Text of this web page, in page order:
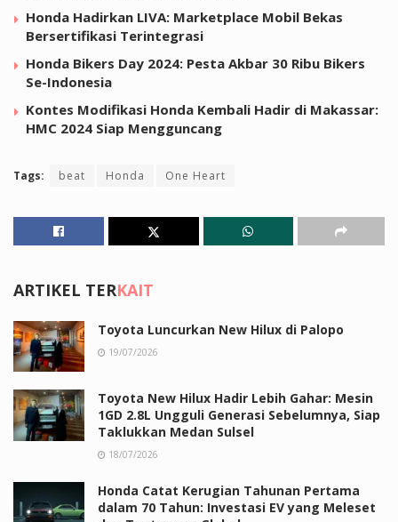
Honda Hadirkan LIVA: Marketplace Mobil Bekas
Bersertifikasi Terintegrasi
Honda Bikers Day 2024: Pesta Akbar 30 Ribu Bikers
Se-Indonesia
Kontes Modifikasi Honda Kembali Hadir di Makassar:
HMC 2024 Siap Mengguncang
Tags: beat Honda One Heart
ARTIKEL TERKAIT
Toyota Luncurkan New Hilux di Palopo
19/07/2026
Toyota New Hilux Hadir Lebih Gahar: Mesin
1GD 2.8L Ungguli Generasi Sebelumnya, Siap
Taklukkan Medan Sulsel
18/07/2026
Honda Catat Kerugian Tahunan Pertama
dalam 70 Tahun: Investasi EV yang Meleset